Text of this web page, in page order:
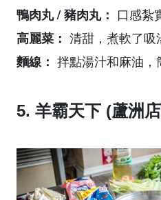
鴨肉丸 / 豬肉丸： 口感紮
高麗菜： 清甜，煮軟了吸
麵線： 拌點湯汁和麻油，
5. 羊霸天下 (蘆洲